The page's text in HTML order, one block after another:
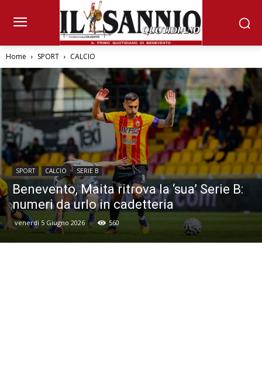
Home SPORT CALCIO
SPORT CALCIO SERIE B
Benevento, Maita ritrova la ‘sua’ Serie B:
numeri da urlo in cadetteria
venerdì 5 Giugno 2026 560